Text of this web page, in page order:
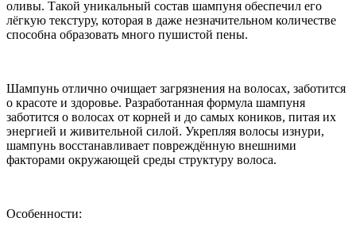
оливы. Такой уникальный состав шампуня обеспечил его
лёгкую текстуру, которая в даже незначительном количестве
способна образовать много пушистой пены.
Шампунь отлично очищает загрязнения на волосах, заботится
о красоте и здоровье. Разработанная формула шампуня
заботится о волосах от корней и до самых коников, питая их
энергией и живительной силой. Укрепляя волосы изнури,
шампунь восстанавливает повреждённую внешними
факторами окружающей среды структуру волоса.
Особенности: